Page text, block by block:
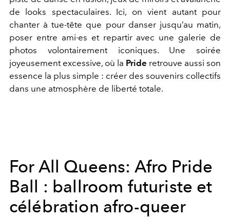
de looks spectaculaires. Ici, on vient autant pour
chanter à tue-tête que pour danser jusqu’au matin,
poser entre ami·es et repartir avec une galerie de
photos volontairement iconiques. Une soirée
joyeusement excessive, où la Pride retrouve aussi son
essence la plus simple : créer des souvenirs collectifs
dans une atmosphère de liberté totale.
For All Queens: Afro Pride
Ball : ballroom futuriste et
célébration afro-queer